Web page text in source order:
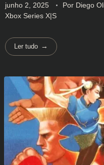
junho 2, 2025 Por Diego
Xbox Series X|S
Ler tudo